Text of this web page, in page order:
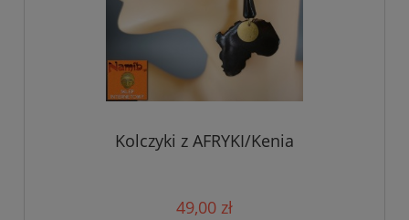
Kolczyki z AFRYKI/Kenia
49,00 zł